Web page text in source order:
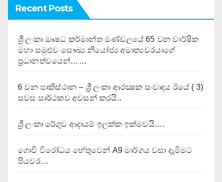
Recent Posts
ශ්‍රී ලංකා ඖෂධ කර්මාන්ත මණ්ඩලයේ 65 වන වාර්ෂික
මහා සමුළුව සෞඛ්‍ය නියෝජ්‍ය අමාත්‍යවරයාගේ
ප්‍රධානත්වයෙන්……
6 වන පාකිස්ථාන – ශ්‍රී ලංකා ආරක්‍ෂක සංවාදය ඊයේ ( 3)
සවස සාර්ථකව අවසන් කරයි..
ශ්‍රී ලංකා රේගුව ආදායම් ඉලක්ක ඉක්මවයි….
ගොවි විරෝධය හේතුවෙන් A9 මාර්ගය වසා දැමිමට
පියවර…